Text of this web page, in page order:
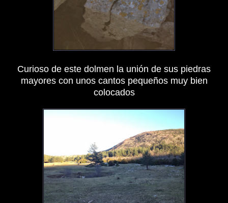
Curioso de este dolmen la unión de sus piedras
mayores con unos cantos pequeños muy bien
colocados